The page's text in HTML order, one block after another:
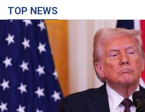
TOP NEWS